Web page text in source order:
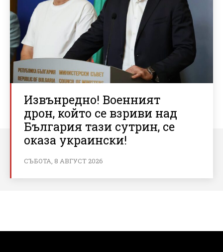
Извънредно! Военният
дрон, който се взриви над
България тази сутрин, се
оказа украински!
СЪБОТА, 8 АВГУСТ 2026